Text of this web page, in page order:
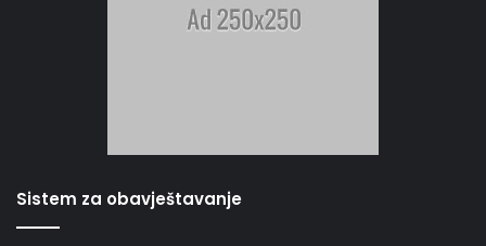
Sistem za obavještavanje